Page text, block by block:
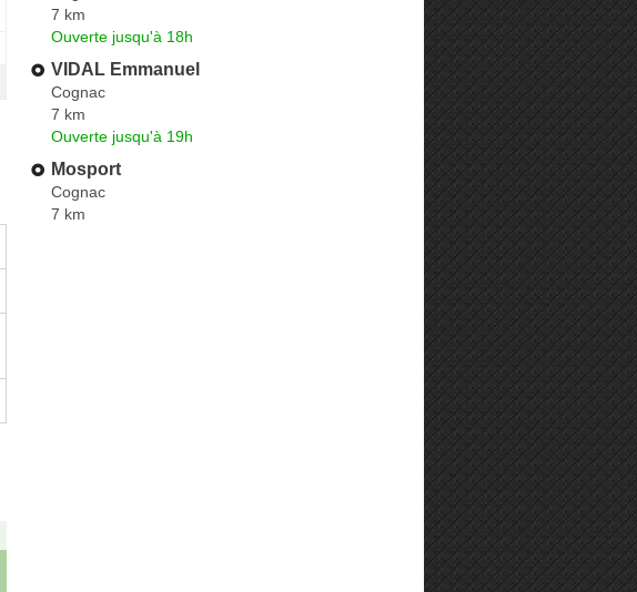
7 km
Ouverte jusqu'à 18h
VIDAL Emmanuel
Cognac
7 km
Ouverte jusqu'à 19h
Mosport
Cognac
7 km